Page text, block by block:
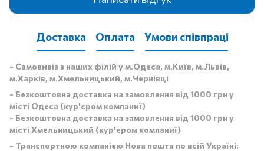
Доставка Оплата Умови співпраці
- Самовивіз з наших філій у м.Одеса, м.Київ, м.Львів,
м.Харків, м.Хмельницький, м.Чернівці
- Безкоштовна доставка на замовлення від 1000 грн у
місті Одеса (кур'єром компаниї)
- Безкоштовна доставка на замовлення від 1000 грн у
місті Хмельницький (кур'єром компаниї)
- Транспортною компанією Нова пошта по всій Україні: